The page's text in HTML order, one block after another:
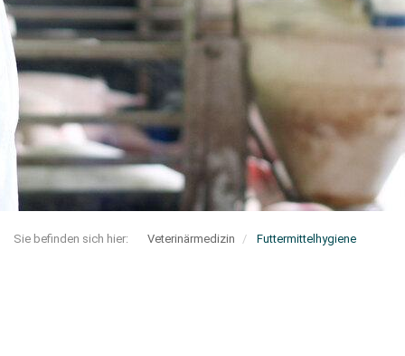
Sie befinden sich hier: Veterinärmedizin Futtermittelhygiene